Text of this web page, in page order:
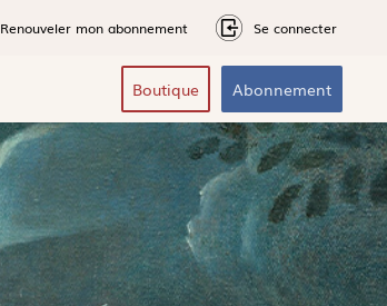
Renouveler mon abonnement Se connecter
Boutique Abonnement